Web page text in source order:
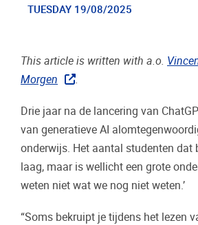
TUESDAY 19/08/2025
This article is written with a.o.
Morgen
Drie jaar na de lancering van
van generatieve AI
onderwijs. Het aantal studenten dat
laag, maar is wellicht een grote
weten niet wat we nog niet weten.’
“Soms bekruipt je tijdens het lezen